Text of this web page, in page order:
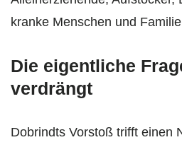
kranke Menschen und
Die eigentliche
verdrängt
Dobrindts Vorstoß trifft einen